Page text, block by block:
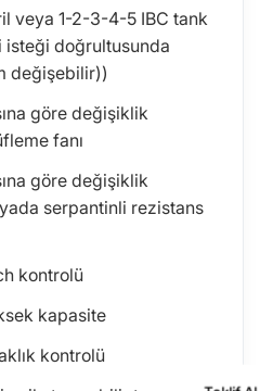
veya 1-2-3-4-5 IBC tank
isteği doğrultusunda
değişebilir))
göre değişiklik
fanı
göre değişiklik
serpantinli rezistans
kontrolü
kapasite
kontrolü